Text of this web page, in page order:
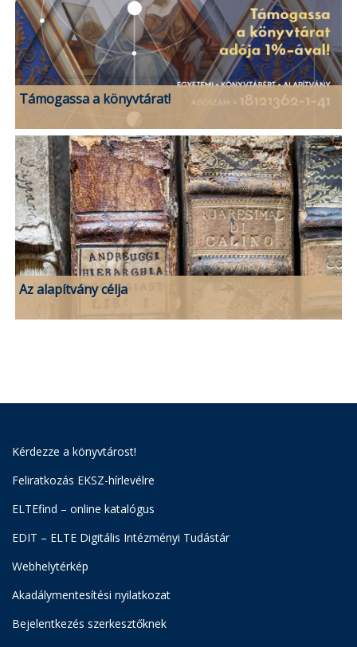
Támogassa a könyvtárat!
Az alapítvány célja
Kérdezze a könyvtárost!
Feliratkozás EKSZ-hírlevélre
ELTEfind – online katalógus
EDIT – ELTE Digitális Intézményi Tudástár
Webhelytérkép
Akadálymentesítési nyilatkozat
Bejelentkezés szerkesztőknek